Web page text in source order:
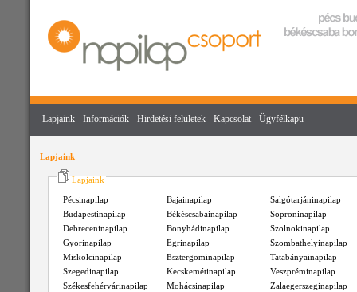
Lapjaink Információk Hirdetési felületek Kapcsolat Ügyfélkapu
Lapjaink
Lapjaink
Pécsinapilap
Budapestinapilap
Debreceninapilap
Gyorinapilap
Miskolcinapilap
Szegedinapilap
Székesfehérvárinapilap
Bajainapilap
Békéscsabainapilap
Bonyhádinapilap
Egrinapilap
Esztergominapilap
Kecskemétinapilap
Mohácsinapilap
Salgótarjáninapilap
Soproninapilap
Szolnokinapilap
Szombathelyinapilap
Tatabányainapilap
Veszpréminapilap
Zalaegerszeginapilap